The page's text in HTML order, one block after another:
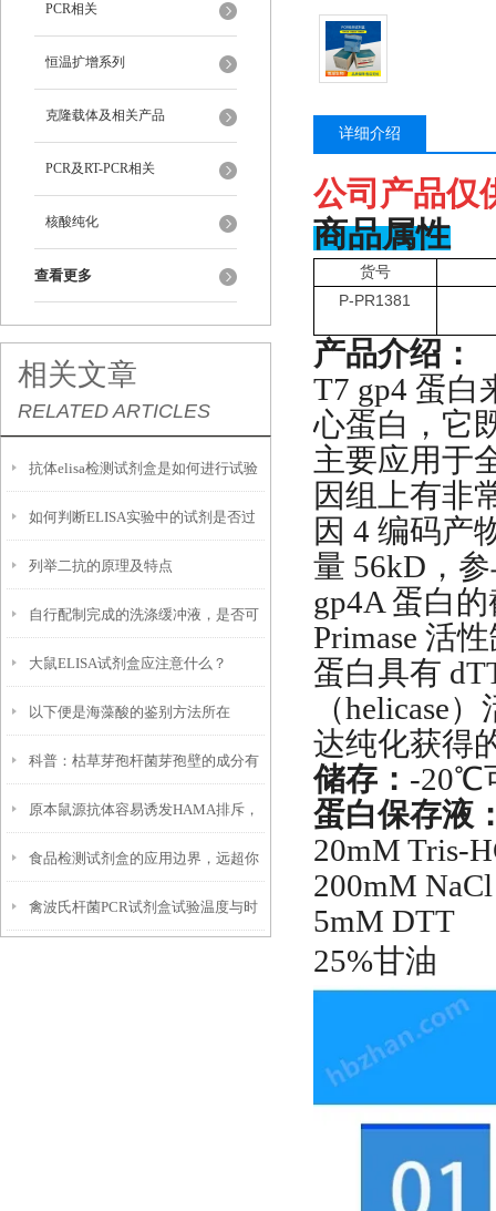
PCR相关
恒温扩增系列
克隆载体及相关产品
PCR及RT-PCR相关
核酸纯化
查看更多
相关文章
RELATED ARTICLES
抗体elisa检测试剂盒是如何进行试验
的
如何判断ELISA实验中的试剂是否过
期？
列举二抗的原理及特点
自行配制完成的洗涤缓冲液，是否可
与试剂盒原配干粉一同存放保存？
大鼠ELISA试剂盒应注意什么？
以下便是海藻酸的鉴别方法所在
科普：枯草芽孢杆菌芽孢壁的成分有
啥独特之处
原本鼠源抗体容易诱发HAMA排斥，
嵌合抗体靠什么原理缓解这个问题？
食品检测试剂盒的应用边界，远超你
想象！这些场景都在悄悄用它
禽波氏杆菌PCR试剂盒试验温度与时
详细介绍
公司产品仅
商品属性
货号
P-PR1381
产品介绍：
T7 gp4 蛋白
心蛋白，它
主要应用于
因组上有非
因 4 编码产
量 56kD，
gp4A 蛋白
Primase 活
蛋白具有
（helicase
达纯化获得
储存： -20℃
蛋白保存液
20mM Tris-
200mM NaCl
5mM DTT
25%甘油